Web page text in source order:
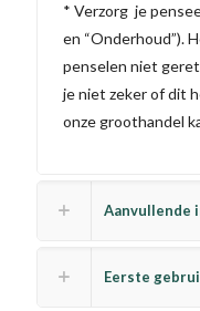
* Verzorg je
en “Onderhoud”).
penselen niet
je niet zeker of dit
onze groothandel
Aanvullende
Eerste